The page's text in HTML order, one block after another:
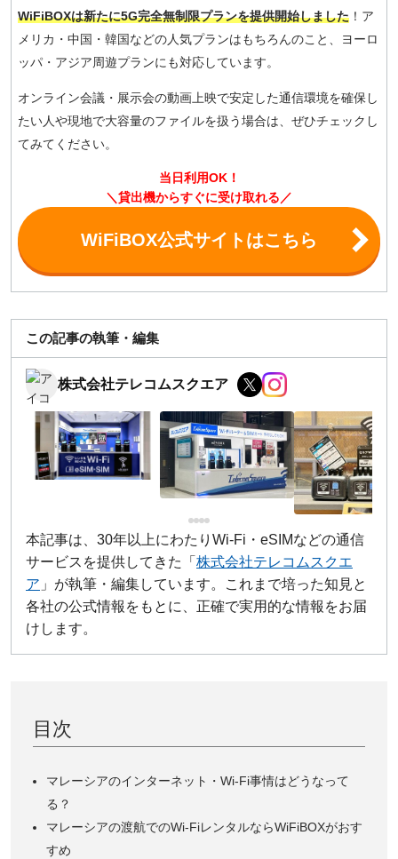
WiFiBOXは新たに5G完全無制限プランを提供開始しました ！ア
メリカ・中国・韓国などの人気プランはもちろんのこと、ヨーロ
ッパ・アジア周遊プランにも対応しています。
オンライン会議・展示会の動画上映で安定した通信環境を確保し
たい人や現地で大容量のファイルを扱う場合は、ぜひチェックし
てみてください。
当日利用OK！
＼貸出機からすぐに受け取れる／
WiFiBOX公式サイトはこちら
この記事の執筆・編集
株式会社テレコムスクエア
本記事は、30年以上にわたりWi-Fi・eSIMなどの通信
サービスを提供してきた「 株式会社テレコムスクエ
ア 」が執筆・編集しています。これまで培った知見と
各社の公式情報をもとに、正確で実用的な情報をお届
けします。
目次
マレーシアのインターネット・Wi-Fi事情はどうなって
る？
マレーシアの渡航でのWi-FiレンタルならWiFiBOXがおす
すめ